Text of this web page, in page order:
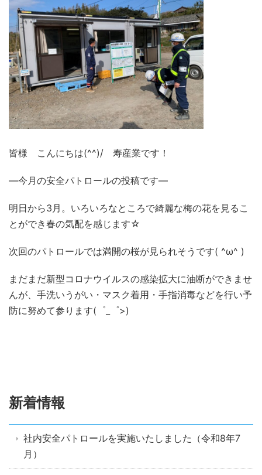
皆様 こんにちは(^^)/ 寿産業です！
―今月の安全パトロールの投稿です―
明日から3月。いろいろなところで綺麗な梅の花を見るこ
とができ春の気配を感じます☆
次回のパトロールでは満開の桜が見られそうです( ^ω^ )
まだまだ新型コロナウイルスの感染拡大に油断ができませ
んが、手洗いうがい・マスク着用・手指消毒などを行い予
防に努めて参ります(゜_゜>)
新着情報
社内安全パトロールを実施いたしました（令和8年7
月）